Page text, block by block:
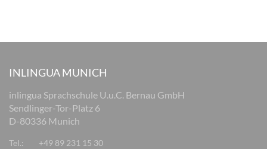
INLINGUA MUNICH
inlingua Sprachschule U.u.C. Bernau GmbH
Sendlinger-Tor-Platz 6
D-80336 Munich
Tel.:
+49 89 231 15 30